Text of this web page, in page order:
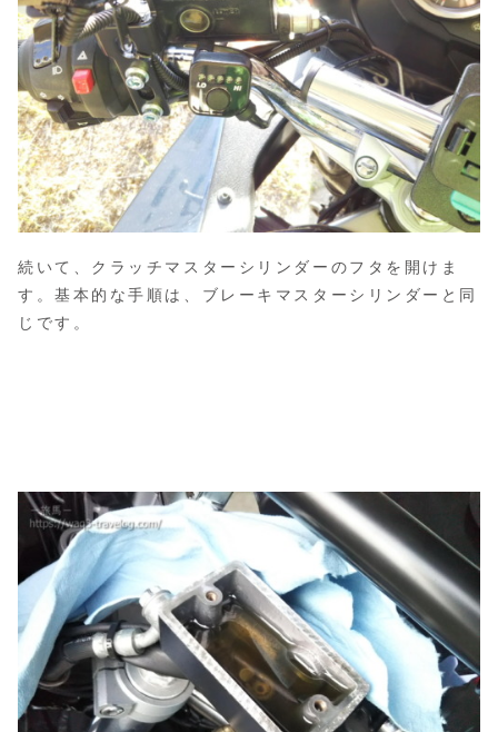
続いて、クラッチマスターシリンダーのフタを開けま
す。基本的な手順は、ブレーキマスターシリンダーと同
じです。